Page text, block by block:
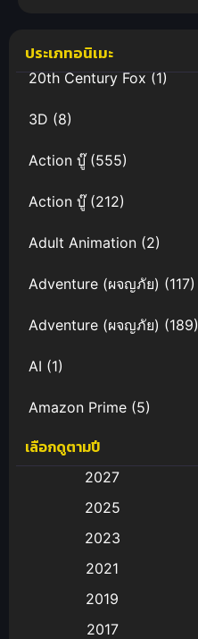
ประเภทอนิเมะ
20th Century Fox(1)
3D (8)
Action บู๊(555)
Action บู๊(212)
Adult Animation (2)
Adventure (ผจญภัย) (117)
Adventure (ผจญภัย) (189)
AI (1)
Amazon Prime (5)
Anal (ประตูหลัง)
Animation การ์ตูน
Animation อนิเมะ
เลือกดูตามปี
2027
2025
2023
2021
2019
2017